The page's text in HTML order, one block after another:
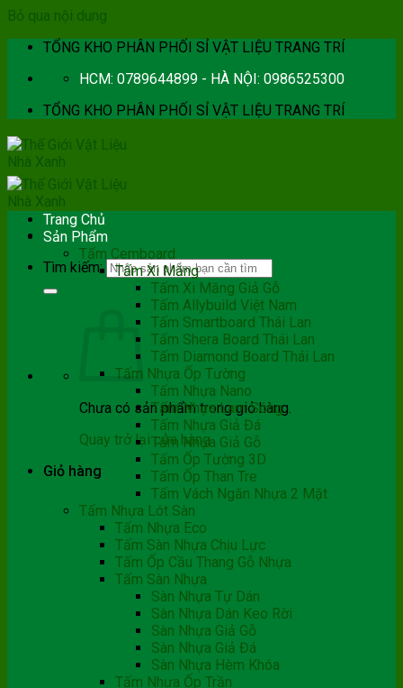
Bỏ qua nội dung
TỔNG KHO PHÂN PHỐI SỈ VẬT LIỆU TRANG TRÍ
HCM: 0789644899 - HÀ NỘI: 0986525300
TỔNG KHO PHÂN PHỐI SỈ VẬT LIỆU TRANG TRÍ
Tìm kiếm:
Chưa có sản phẩm trong giỏ hàng.
Quay trở lại cửa hàng
Giỏ hàng
Trang Chủ
Sản Phẩm
Tấm Cemboard
Tấm Xi Măng
Tấm Xi Măng Giả Gỗ
Tấm Allybuild Việt Nam
Tấm Smartboard Thái Lan
Tấm Shera Board Thái Lan
Tấm Diamond Board Thái Lan
Tấm Nhựa Ốp Tường
Tấm Nhựa Nano
Tấm Nhựa Lam Sóng
Tấm Nhựa Giả Đá
Tấm Nhựa Giả Gỗ
Tấm Ốp Tường 3D
Tấm Ốp Than Tre
Tấm Vách Ngăn Nhựa 2 Mặt
Tấm Nhựa Lót Sàn
Tấm Nhựa Eco
Tấm Sàn Nhựa Chịu Lực
Tấm Ốp Cầu Thang Gỗ Nhựa
Tấm Sàn Nhựa
Sàn Nhựa Tự Dán
Sàn Nhựa Dán Keo Rời
Sàn Nhựa Giả Gỗ
Sàn Nhựa Giả Đá
Sàn Nhựa Hèm Khóa
Tấm Nhựa Ốp Trần